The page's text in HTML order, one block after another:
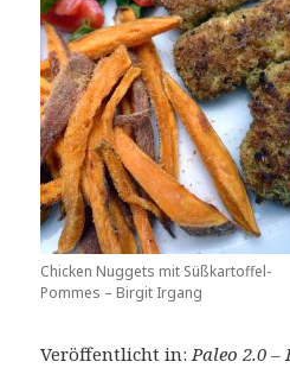
Chicken Nuggets mit Süßkartoffel-
Pommes – Birgit Irgang
Veröffentlicht in:Paleo 2.0